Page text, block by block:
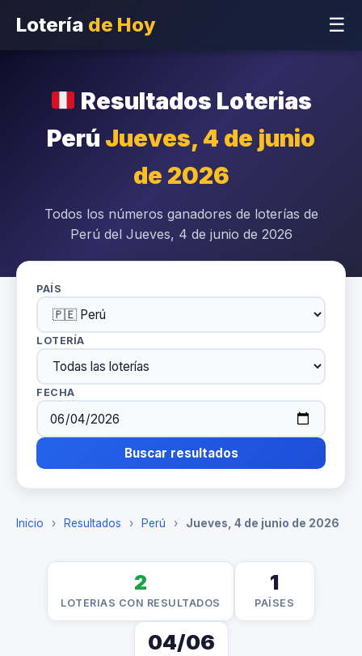
Lotería de Hoy ☰
Resultados Loterias
Perú Jueves, 4 de junio
de 2026
Todos los números ganadores de loterías de
Perú del Jueves, 4 de junio de 2026
PAÍS
LOTERÍA
FECHA
Buscar resultados
Inicio › Resultados › Perú › Jueves, 4 de junio de 2026
2
LOTERIAS CON RESULTADOS
1
PAÍSES
04/06